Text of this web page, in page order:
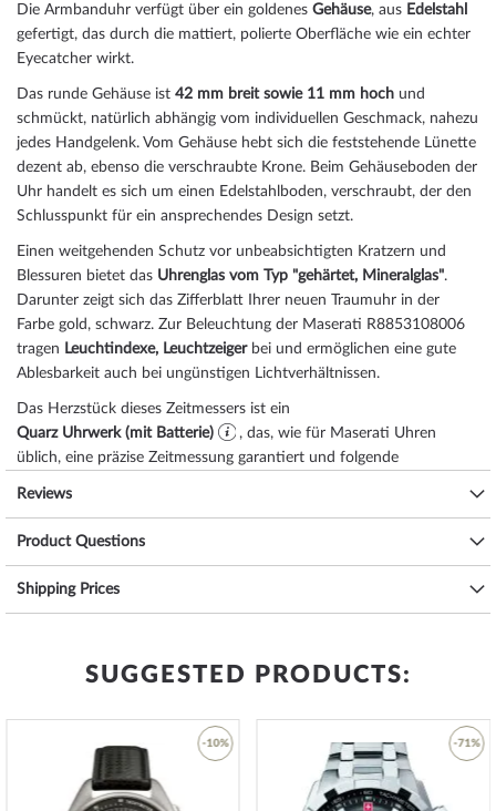
Die Armbanduhr verfügt über ein goldenes Gehäuse, aus Edelstahl
gefertigt, das durch die mattiert, polierte Oberfläche wie ein echter
Eyecatcher wirkt.
Das runde Gehäuse ist 42 mm breit sowie 11 mm hoch und
schmückt, natürlich abhängig vom individuellen Geschmack, nahezu
jedes Handgelenk. Vom Gehäuse hebt sich die feststehende Lünette
dezent ab, ebenso die verschraubte Krone. Beim Gehäuseboden der
Uhr handelt es sich um einen Edelstahlboden, verschraubt, der den
Schlusspunkt für ein ansprechendes Design setzt.
Einen weitgehenden Schutz vor unbeabsichtigten Kratzern und
Blessuren bietet das Uhrenglas vom Typ "gehärtet, Mineralglas".
Darunter zeigt sich das Zifferblatt Ihrer neuen Traumuhr in der
Farbe gold, schwarz. Zur Beleuchtung der Maserati R8853108006
tragen Leuchtindexe, Leuchtzeigerbei und ermöglichen eine gute
Ablesbarkeit auch bei ungünstigen Lichtverhältnissen.
Das Herzstück dieses Zeitmessers ist ein
Quarz Uhrwerk (mit Batterie)
, das, wie für Maserati Uhren
üblich, eine präzise Zeitmessung garantiert und folgende
Eine gute Alltagstauglichkeit sichert die Wasserdichtigkeit von10
ATM (Prüfdruck), wie Sie der nachfolgenden Liste entnehmen
können:
3 ATM: Wasserspritzer während des Händewaschens sind ok.
10 ATM: Einem Schwimmbadbesuch ist die Uhr gewachsen,
Schwimmen und Tauchen in geringer Tiefe geeignet*.
Zusätzliche Freude an Ihrer neuen Maserati Uhr wird Ihnen das
hochwertig verarbeitete Armband aus Edelstahl – Farbe:gold
Reviews
Product Questions
Shipping Prices
SUGGESTED PRODUCTS:
-10% -71%